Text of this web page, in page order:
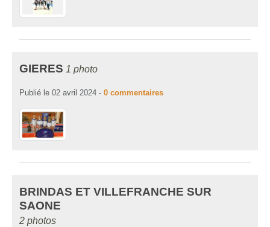
GIERES 1 photo
Publié le 02 avril 2024 - 0 commentaires
BRINDAS ET VILLEFRANCHE SUR
SAONE
2 photos